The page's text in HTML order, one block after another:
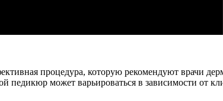
процедура, которую рекомендуют врачи
педикюр может варьироваться в зависимости от